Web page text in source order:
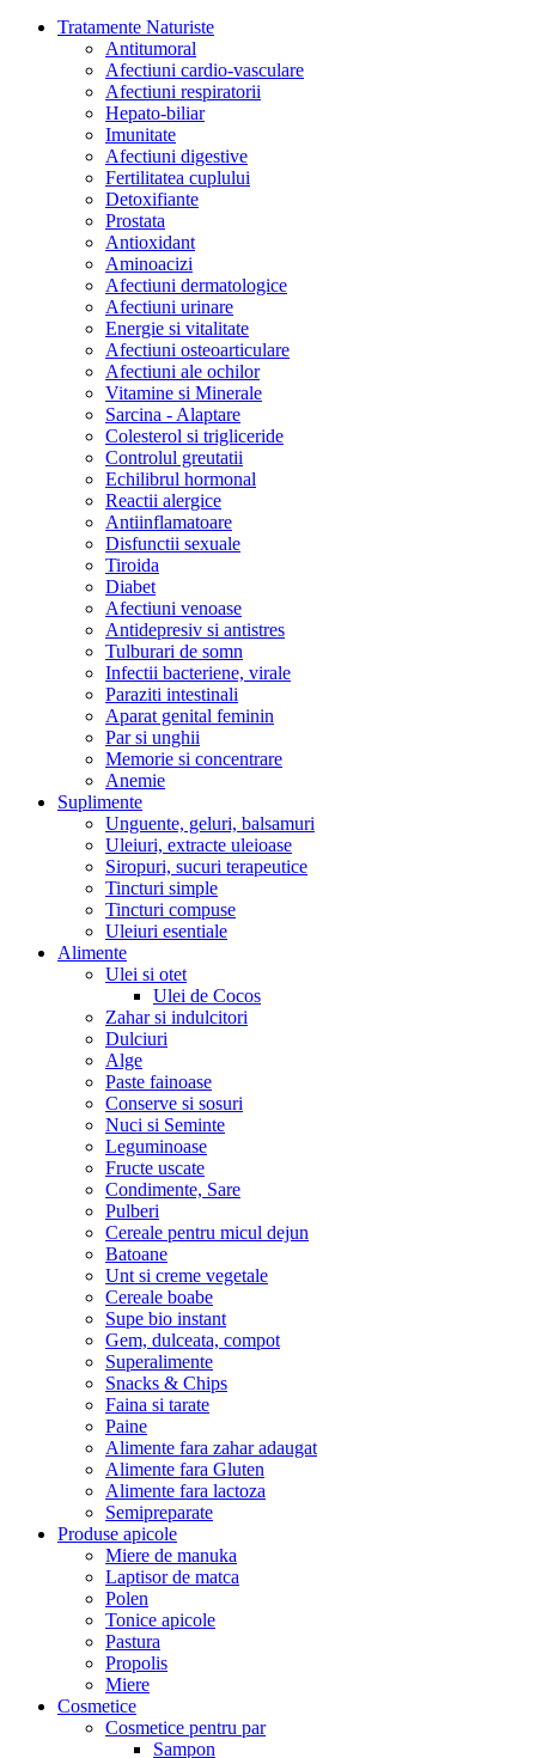
Tratamente Naturiste
Antitumoral
Afectiuni cardio-vasculare
Afectiuni respiratorii
Hepato-biliar
Imunitate
Afectiuni digestive
Fertilitatea cuplului
Detoxifiante
Prostata
Antioxidant
Aminoacizi
Afectiuni dermatologice
Afectiuni urinare
Energie si vitalitate
Afectiuni osteoarticulare
Afectiuni ale ochilor
Vitamine si Minerale
Sarcina - Alaptare
Colesterol si trigliceride
Controlul greutatii
Echilibrul hormonal
Reactii alergice
Antiinflamatoare
Disfunctii sexuale
Tiroida
Diabet
Afectiuni venoase
Antidepresiv si antistres
Tulburari de somn
Infectii bacteriene, virale
Paraziti intestinali
Aparat genital feminin
Par si unghii
Memorie si concentrare
Anemie
Suplimente
Unguente, geluri, balsamuri
Uleiuri, extracte uleioase
Siropuri, sucuri terapeutice
Tincturi simple
Tincturi compuse
Uleiuri esentiale
Alimente
Ulei si otet
Ulei de Cocos
Zahar si indulcitori
Dulciuri
Alge
Paste fainoase
Conserve si sosuri
Nuci si Seminte
Leguminoase
Fructe uscate
Condimente, Sare
Pulberi
Cereale pentru micul dejun
Batoane
Unt si creme vegetale
Cereale boabe
Supe bio instant
Gem, dulceata, compot
Superalimente
Snacks & Chips
Faina si tarate
Paine
Alimente fara zahar adaugat
Alimente fara Gluten
Alimente fara lactoza
Semipreparate
Produse apicole
Miere de manuka
Laptisor de matca
Polen
Tonice apicole
Pastura
Propolis
Miere
Cosmetice
Cosmetice pentru par
Sampon